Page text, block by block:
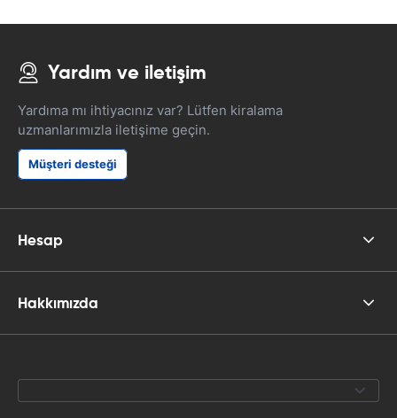
Yardım ve iletişim
Yardıma mı ihtiyacınız var? Lütfen kiralama
uzmanlarımızla iletişime geçin.
Müşteri desteği
Hesap
Hakkımızda